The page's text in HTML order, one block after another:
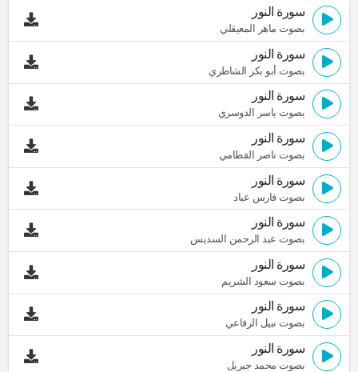
سورة النور
بصوت ماهر المعيقلي
سورة النور
بصوت أبو بكر الشاطري
سورة النور
بصوت ياسر الدوسري
سورة النور
بصوت ناصر القطامي
سورة النور
بصوت فارس عباد
سورة النور
بصوت عبد الرحمن السديس
سورة النور
بصوت سعود الشريم
سورة النور
بصوت نبيل الرفاعي
سورة النور
بصوت محمد جبريل